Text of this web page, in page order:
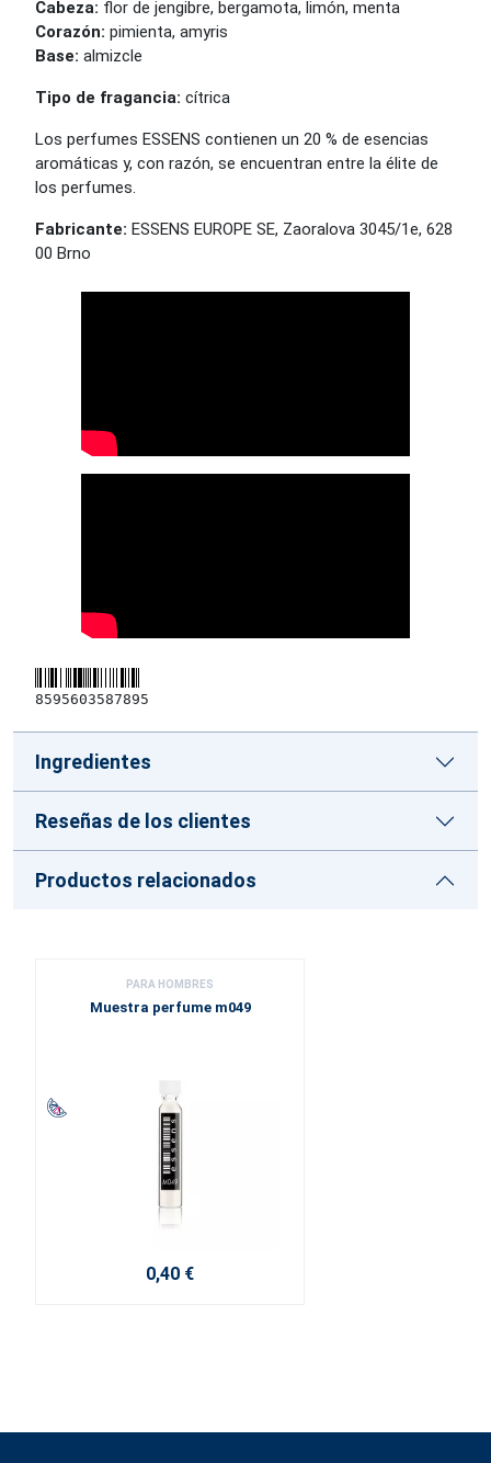
Cabeza: flor de jengibre, bergamota, limón, menta
Corazón: pimienta, amyris
Base: almizcle
Tipo de fragancia: cítrica
Los perfumes ESSENS contienen un 20 % de esencias
aromáticas y, con razón, se encuentran entre la élite de
los perfumes.
Fabricante: ESSENS EUROPE SE, Zaoralova 3045/1e, 628
00 Brno
8595603587895
Ingredientes
Reseñas de los clientes
Productos relacionados
PARA HOMBRES
Muestra perfume m049
0,40 €